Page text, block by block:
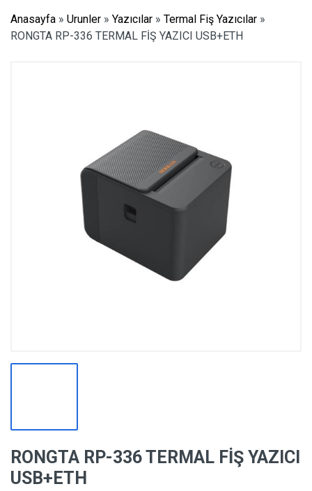
Anasayfa » Urunler » Yazıcılar » Termal Fiş Yazıcılar »
RONGTA RP-336 TERMAL FİŞ YAZICI USB+ETH
RONGTA RP-336 TERMAL FİŞ YAZICI
USB+ETH